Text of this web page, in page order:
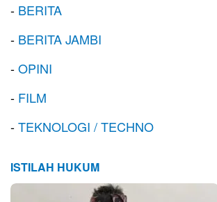
- BERITA
- BERITA JAMBI
-OPINI
- FILM
-TEKNOLOGI / TECHNO
ISTILAH HUKUM